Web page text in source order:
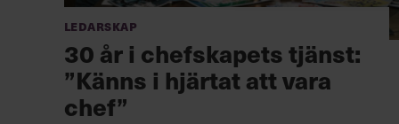
Ledarskap
30 år i chefskapets tjänst:
”Känns i hjärtat att vara
chef”